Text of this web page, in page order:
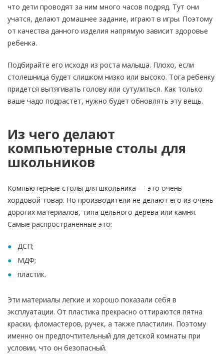
что дети проводят за ним много часов подряд. Тут они
учатся, делают домашнее задание, играют в игры. Поэтому
от качества данного изделия напрямую зависит здоровье
ребенка.
Подбирайте его исходя из роста малыша. Плохо, если
столешница будет слишком низко или высоко. Тога ребенку
придется вытягивать голову или сутулиться. Как только
ваше чадо подрастет, нужно будет обновлять эту вещь.
Из чего делают
компьютерные столы для
школьников
Компьютерные столы для школьника — это очень
хордовой товар. Но производители не делают его из очень
дорогих материалов, типа цельного дерева или камня.
Самые распространенные это:
ДСП;
МДФ;
пластик.
Эти материалы легкие и хорошо показали себя в
эксплуатации. От пластика прекрасно оттираются пятна
краски, фломастеров, ручек, а также пластилин. Поэтому
именно он предпочтительный для детской комнаты при
условии, что он безопасный.